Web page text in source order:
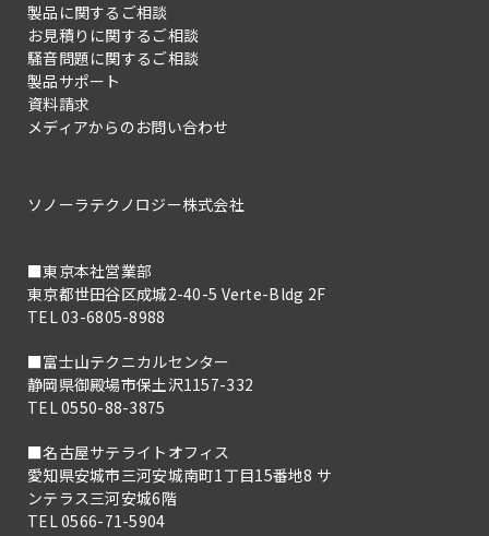
製品に関するご相談
お見積りに関するご相談
騒音問題に関するご相談
製品サポート
資料請求
メディアからのお問い合わせ
ソノーラテクノロジー株式会社
■東京本社営業部
東京都世田谷区成城2-40-5 Verte-Bldg 2F
TEL 03-6805-8988
■富士山テクニカルセンター
静岡県御殿場市保土沢1157-332
TEL 0550-88-3875
■名古屋サテライトオフィス
愛知県安城市三河安城南町1丁目15番地8 サ
ンテラス三河安城6階
TEL 0566-71-5904